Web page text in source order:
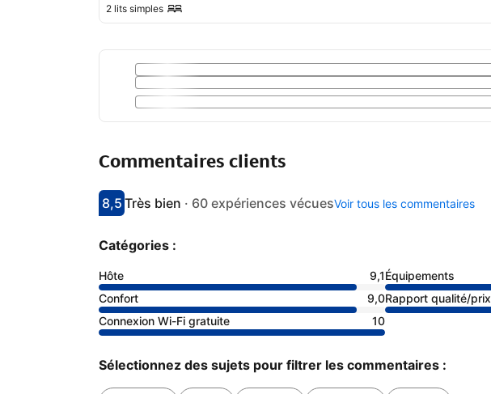
2 lits simples
Commentaires clients
Avec une note de 8.5
8,5
très bienTrès bien · 60 expériences vécuesVoir tous les commentaires
Catégories :
Hôte 9,1Équipements
Confort
9,0Rapport qualité/prix
Connexion Wi-Fi gratuite
10
Sélectionnez des sujets pour filtrer les commentaires :